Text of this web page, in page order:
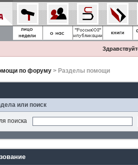
по форуму> Разделы помощи
или поиск
поиска